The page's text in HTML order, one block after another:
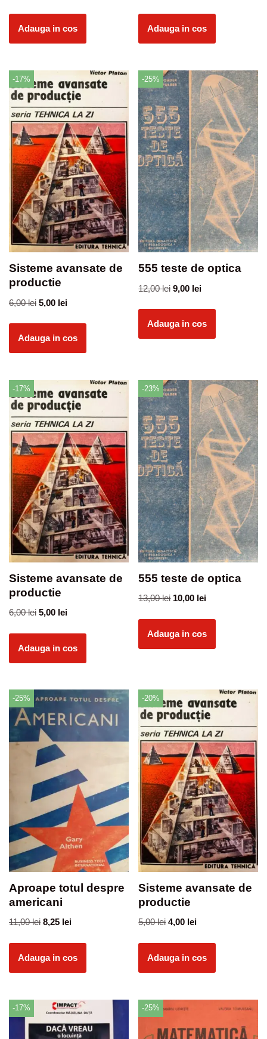
Adauga in cos Adauga in cos
-17%
Sisteme avansate de
productie
6,00lei 5,00 lei
Adauga in cos
-25%
555 teste de optica
12,00lei 9,00 lei
Adauga in cos
-17%
Sisteme avansate de
productie
6,00lei 5,00 lei
Adauga in cos
-23%
555 teste de optica
13,00lei 10,00 lei
Adauga in cos
-25%
Aproape totul despre
americani
11,00lei 8,25 lei
Adauga in cos
-20%
Sisteme avansate de
productie
5,00lei 4,00 lei
Adauga in cos
-17% -25%